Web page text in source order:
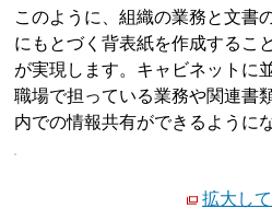
このように、組織の業務と文書
にもとづく背表紙を作成するこ
が実現します。キャビネットに
職場で担っている業務や関連書
内での情報共有ができるように
拡大し